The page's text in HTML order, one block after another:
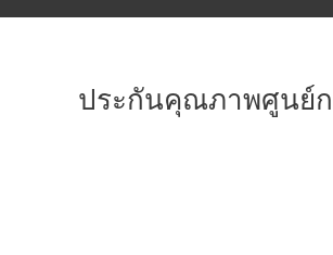
ประกันคุณภาพศูนย์